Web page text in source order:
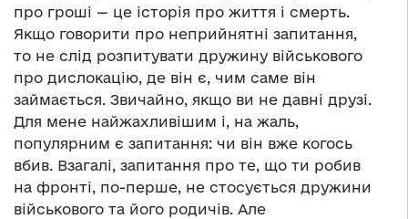
про гроші — це історія про життя і смерть.
Якщо говорити про неприйнятні запитання,
то не слід розпитувати дружину військового
про дислокацію, де він є, чим саме він
займається. Звичайно, якщо ви не давні друзі.
Для мене найжахливішим і, на жаль,
популярним є запитання: чи він вже когось
вбив. Взагалі, запитання про те, що ти робив
на фронті, по-перше, не стосується дружини
військового та його родичів. Але